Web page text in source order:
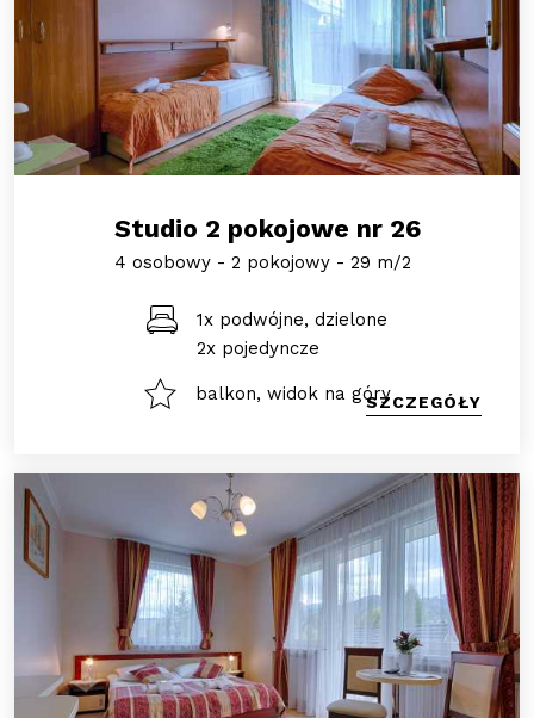
Studio 2 pokojowe nr 26
4 osobowy - 2 pokojowy - 29 m/2
1x podwójne, dzielone
2x pojedyncze
balkon, widok na górySZCZEGÓŁY